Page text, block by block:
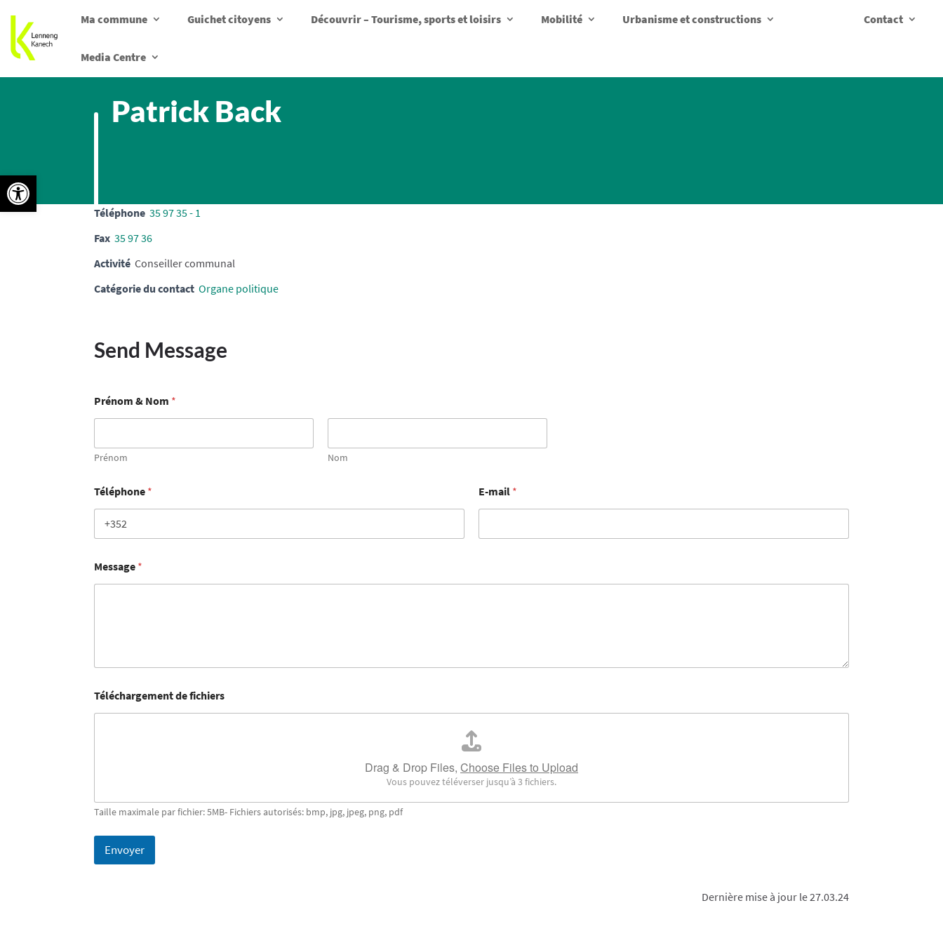
Ma commune Guichet citoyens Découvrir – Tourisme, sports et loisirs Mobilité Urbanisme et constructions Contact
Media Centre
Patrick Back
Téléphone 35 97 35 - 1
Fax 35 97 36
Activité Conseiller communal
Catégorie du contact Organe politique
Send Message
Prénom & Nom *
Prénom Nom
Téléphone * E-mail *
Message *
Téléchargement de fichiers
Drag & Drop Files, Choose Files to Upload
Vous pouvez téléverser jusqu’à 3 fichiers.
Taille maximale par fichier: 5MB- Fichiers autorisés: bmp, jpg, jpeg, png, pdf
Envoyer
Dernière mise à jour le 27.03.24
Ouvrir la barre d’outils